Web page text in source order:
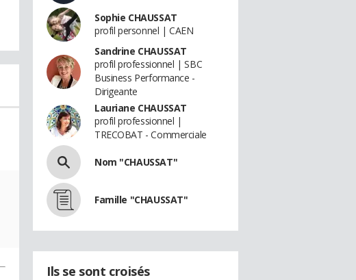
Sophie CHAUSSAT
profil personnel | CAEN
Sandrine CHAUSSAT
profil professionnel | SBC
Business Performance -
Dirigeante
Lauriane CHAUSSAT
profil professionnel |
TRECOBAT - Commerciale
Nom "CHAUSSAT"
Famille "CHAUSSAT"
Ils se sont croisés